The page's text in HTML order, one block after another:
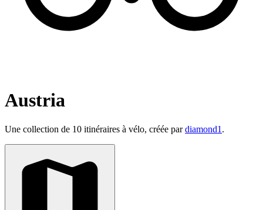
Austria
Une collection de 10 itinéraires à vélo, créée pardiamond1 .